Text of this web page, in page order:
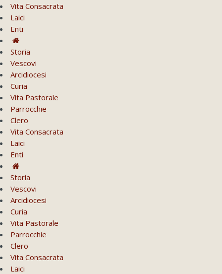
Vita Consacrata
Laici
Enti
Storia
Vescovi
Arcidiocesi
Curia
Vita Pastorale
Parrocchie
Clero
Vita Consacrata
Laici
Enti
Storia
Vescovi
Arcidiocesi
Curia
Vita Pastorale
Parrocchie
Clero
Vita Consacrata
Laici